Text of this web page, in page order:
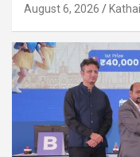
August 6, 2026